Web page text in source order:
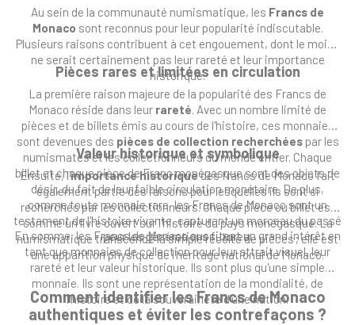
Au sein de la communauté numismatique, les Francs de
Monaco sont reconnus pour leur popularité indiscutable.
Plusieurs raisons contribuent à cet engouement, dont le moins
ne serait certainement pas leur rareté et leur importance
historique.
Pièces rares et limitées en circulation
La première raison majeure de la popularité des Francs de
Monaco réside dans leur rareté. Avec un nombre limité de
pièces et de billets émis au cours de l'histoire, ces monnaies
sont devenues des pièces de collection recherchéespar les
numismates et les collectionneurs du monde entier. Chaque
billet et chaque pièce de Franc monégasque sont des objets de
désir, du fait de leur faible circulation monétaire. De plus,
comme toute monnaie rare, les Francs de Monaco sont un
testament de l'histoire vivante, capturant un morceau du passé
pour les générations futures.
Valeur historique et symbolique
Ensuite, l'importance historiquedes francs de Monaco fait
également partie des raisons pour lesquelles ils sont si
recherchés par les collectionneurs. Chaque pièce ou billet est
comme un livre ouvert sur l'histoire du pays monégasque. La
numismatique transcende la simple récolte de pièces ; elle est
une apparition physique de l'héritage national de Monaco.
En somme, les Francs de Monaco suscitent un grand intérêt en
tant que monnaies de collection pour leur attrait visuel, leur
rareté et leur valeur historique. Ils sont plus qu'une simple
monnaie. Ils sont une représentation de la mondialité, de
l'histoire et de la souveraineté d'une nation.
Comment identifier les Francs de Monaco
authentiques et éviter les contrefaçons ?